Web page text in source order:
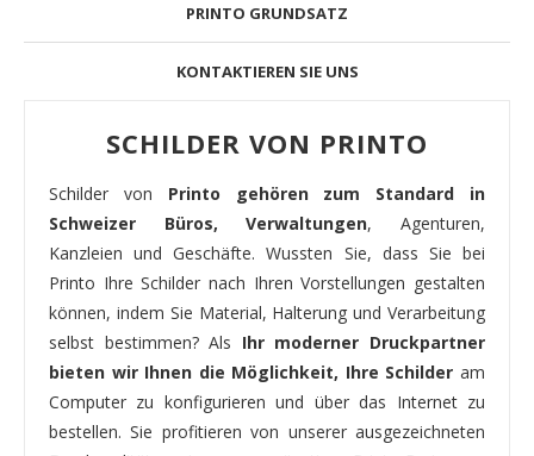
PRINTO GRUNDSATZ
KONTAKTIEREN SIE UNS
SCHILDER VON PRINTO
Schilder von Printo gehören zum Standard in
Schweizer Büros, Verwaltungen, Agenturen,
Kanzleien und Geschäfte. Wussten Sie, dass Sie bei
Printo Ihre Schilder nach Ihren Vorstellungen gestalten
können, indem Sie Material, Halterung und Verarbeitung
selbst bestimmen? Als Ihr moderner Druckpartner
bieten wir Ihnen die Möglichkeit, Ihre Schilder am
Computer zu konfigurieren und über das Internet zu
bestellen. Sie profitieren von unserer ausgezeichneten